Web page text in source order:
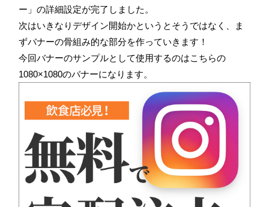
ー」の詳細設定が完了しました。
次はいきなりデザイン開始かというとそうではなく、ま
ずバナーの骨組み的な部分を作っていきます！
今回バナーのサンプルとして使用するのはこちらの
1080×1080のバナーになります。